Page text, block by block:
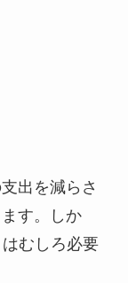
出を減らさ
す。しか
むしろ必要